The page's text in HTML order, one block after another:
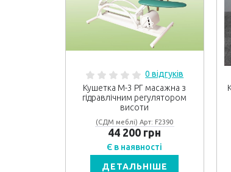
0 відгуків
Кушетка М-3 РГ масажна з
гідравлічним регулятором
висоти
(СДМ меблі) Арт: F2390
44 200 грн
Є в наявності
ДЕТАЛЬНІШЕ